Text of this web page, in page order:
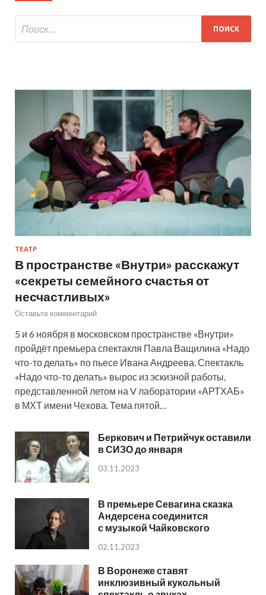
ТЕАТР
В пространстве «Внутри» расскажут
«секреты семейного счастья от
несчастливых»
Оставьте комментарий
5 и 6 ноября в московском пространстве «Внутри»
пройдёт премьера спектакля Павла Ващилина «Надо
что-то делать» по пьесе Ивана Андреева. Спектакль
«Надо что-то делать» вырос из эскизной работы,
представленной летом на V лаборатории «АРТХАБ»
в МХТ имени Чехова. Тема пятой…
Беркович и Петрийчук оставили
в СИЗО до января
03.11.2023
В премьере Севагина сказка
Андерсена соединится
с музыкой Чайковского
02.11.2023
В Воронеже ставят
инклюзивный кукольный